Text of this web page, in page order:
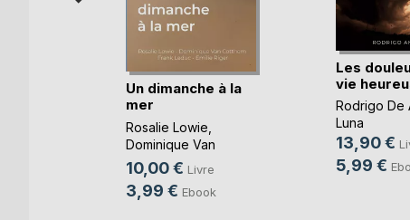
Un dimanche à la
mer
Rosalie Lowie
Dominique Van
Cotthem, ...
10,00 € Livre
3,99 € Ebook
Les
vie
Rodrigo De
Luna
13,90 €
5,99 €